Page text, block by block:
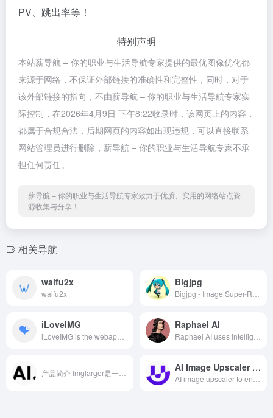
PV、跳出率等！
特别声明
本站薪导航 – 你的职业与生活导航专家提供的最优图像优化都
来源于网络，不保证外部链接的准确性和完整性，同时，对于
该外部链接的指向，不由薪导航 – 你的职业与生活导航专家实
际控制，在2026年4月9日 下午8:22收录时，该网页上的内容，
都属于合规合法，后期网页的内容如出现违规，可以直接联系
网站管理员进行删除，薪导航 – 你的职业与生活导航专家不承
担任何责任。
薪导航 – 你的职业与生活导航专家致力于优质、实用的网络站点资
源收集与分享！
相关导航
waifu2x
waifu2x
Bigjpg
iLoveIMG Raphael AI
AI Image Upscaler Online